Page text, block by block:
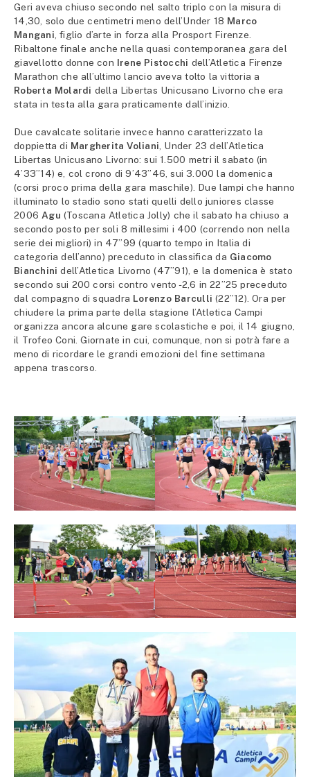
Geri aveva chiuso secondo nel salto triplo con la misura di
14,30, solo due centimetri meno dell’Under 18 Marco
Mangani , figlio d’arte in forza alla Prosport Firenze.
Ribaltone finale anche nella quasi contemporanea gara del
giavellotto donne con Irene Pistocchi dell’Atletica Firenze
Marathon che all’ultimo lancio aveva tolto la vittoria a
Roberta Molardi della Libertas Unicusano Livorno che era
stata in testa alla gara praticamente dall’inizio.
Due cavalcate solitarie invece hanno caratterizzato la
doppietta di Margherita Voliani , Under 23 dell’Atletica
Libertas Unicusano Livorno: sui 1.500 metri il sabato (in
4’33”14) e, col crono di 9’43”46, sui 3.000 la domenica
(corsi proco prima della gara maschile). Due lampi che hanno
illuminato lo stadio sono stati quelli dello juniores classe
2006 Agu (Toscana Atletica Jolly) che il sabato ha chiuso a
secondo posto per soli 8 millesimi i 400 (correndo non nella
serie dei migliori) in 47”99 (quarto tempo in Italia di
categoria dell’anno) preceduto in classifica da Giacomo
Bianchini dell’Atletica Livorno (47”91), e la domenica è stato
secondo sui 200 corsi contro vento -2,6 in 22”25 preceduto
dal compagno di squadra Lorenzo Barculli(22”12). Ora per
chiudere la prima parte della stagione l’Atletica Campi
organizza ancora alcune gare scolastiche e poi, il 14 giugno,
il Trofeo Coni. Giornate in cui, comunque, non si potrà fare a
meno di ricordare le grandi emozioni del fine settimana
appena trascorso.